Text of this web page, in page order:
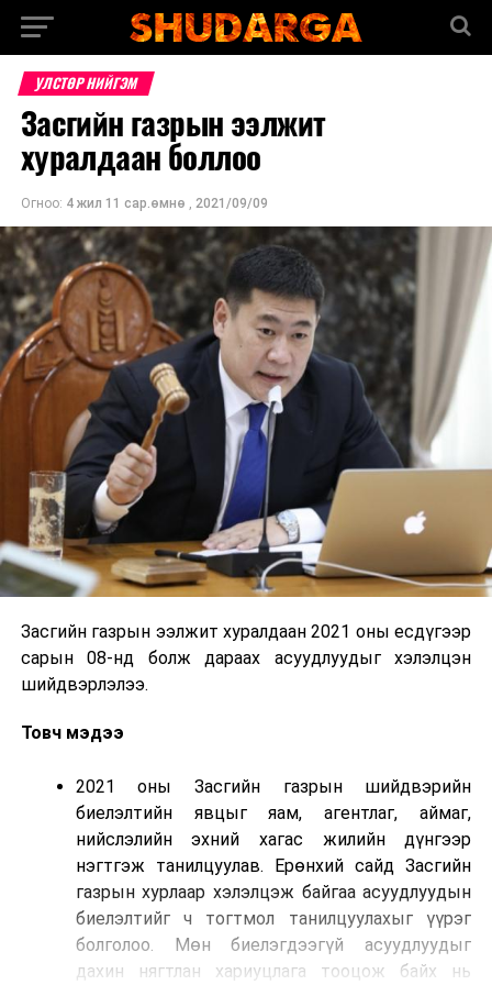
УЛСТӨР НИЙГЭМ
Засгийн газрын ээлжит
хуралдаан боллоо
Огноо: 4 жил 11 сар.өмнө , 2021/09/09
Засгийн газрын ээлжит хуралдаан 2021 оны есдүгээр
сарын 08-нд болж дараах асуудлуудыг хэлэлцэн
шийдвэрлэлээ.
Товч мэдээ
2021 оны Засгийн газрын шийдвэрийн
биелэлтийн явцыг яам, агентлаг, аймаг,
нийслэлийн эхний хагас жилийн дүнгээр
нэгтгэж танилцуулав. Ерөнхий сайд Засгийн
газрын хурлаар хэлэлцэж байгаа асуудлуудын
биелэлтийг ч тогтмол танилцуулахыг үүрэг
болголоо. Мөн биелэгдээгүй асуудлуудыг
дахин нягтлан хариуцлага тооцож байх нь